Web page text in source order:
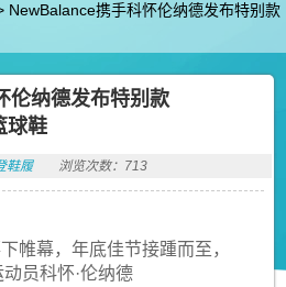
NewBalance携手科怀伦纳德发布特别款
伦纳德发布特别款
球鞋
鞋履 浏览次数：713
帷幕，年底佳节接踵而至，
员科怀·伦纳德